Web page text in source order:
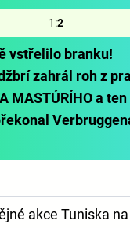
1 :2
vstřelilo branku!
zahrál roh z
MASTÚRÍHO a
akce Tuniska